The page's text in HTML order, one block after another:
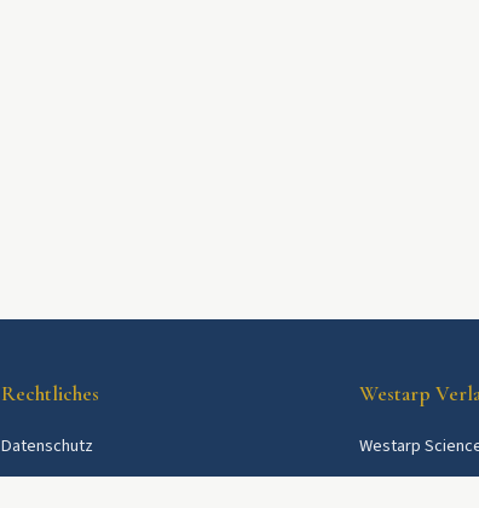
Rechtliches
Datenschutz
Westarp
Westarp